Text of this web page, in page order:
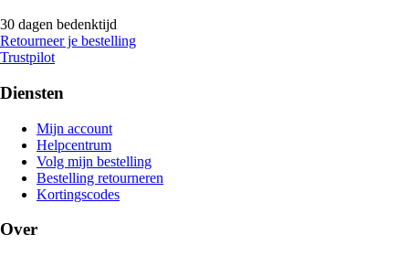
30 dagen bedenktijd
Retourneer je bestelling
Trustpilot
Diensten
Mijn account
Helpcentrum
Volg mijn bestelling
Bestelling retourneren
Kortingscodes
Over